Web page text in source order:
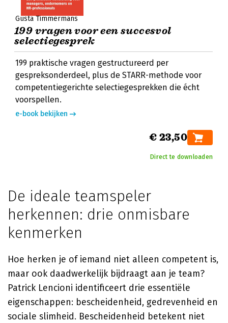
Gusta Timmermans
199 vragen voor een succesvol
selectiegesprek
199 praktische vragen gestructureerd per
gespreksonderdeel, plus de STARR-methode voor
competentiegerichte selectiegesprekken die écht
voorspellen.
e-book bekijken
€ 23,50
Direct te downloaden
De ideale teamspeler
herkennen: drie onmisbare
kenmerken
Hoe herken je of iemand niet alleen competent is,
maar ook daadwerkelijk bijdraagt aan je team?
Patrick Lencioni identificeert drie essentiële
eigenschappen: bescheidenheid, gedrevenheid en
sociale slimheid. Bescheidenheid betekent niet